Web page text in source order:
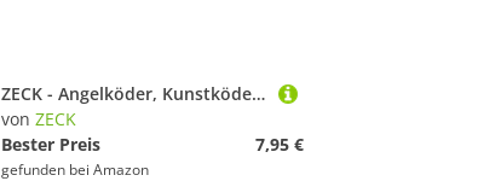
ZECK - Angelköder, Kunstköder, Gummifisch - BA Shaky Stick | 10cm - Electric Shad | 7 STK.
von ZECK
Bester Preis
7,95 €
gefunden bei Amazon